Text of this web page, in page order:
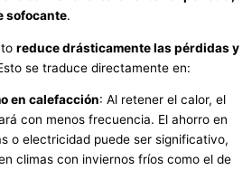
sofocante.
reduce drásticamente las pérdidas y
se traduce directamente en:
en calefacción: Al retener el calor, el
con menos frecuencia. El ahorro en
o electricidad puede ser significativo,
climas con inviernos fríos como el de